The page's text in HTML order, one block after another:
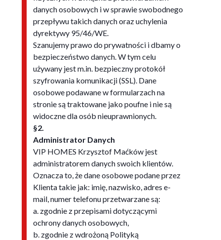
danych osobowych i w sprawie swobodnego
przepływu takich danych oraz uchylenia
dyrektywy 95/46/WE.
Szanujemy prawo do prywatności i dbamy o
bezpieczeństwo danych. W tym celu
używany jest m.in. bezpieczny protokół
szyfrowania komunikacji (SSL). Dane
osobowe podawane w formularzach na
stronie są traktowane jako poufne i nie są
widoczne dla osób nieuprawnionych.
§2.
Administrator Danych
VIP HOMES Krzysztof Maćków jest
administratorem danych swoich klientów.
Oznacza to, że dane osobowe podane przez
Klienta takie jak: imię, nazwisko, adres e-
mail, numer telefonu przetwarzane są:
a. zgodnie z przepisami dotyczącymi
ochrony danych osobowych,
b. zgodnie z wdrożoną Polityką